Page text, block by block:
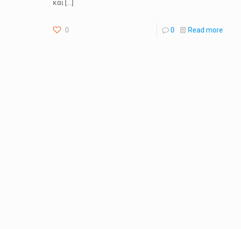
και […]
0 0 Read more